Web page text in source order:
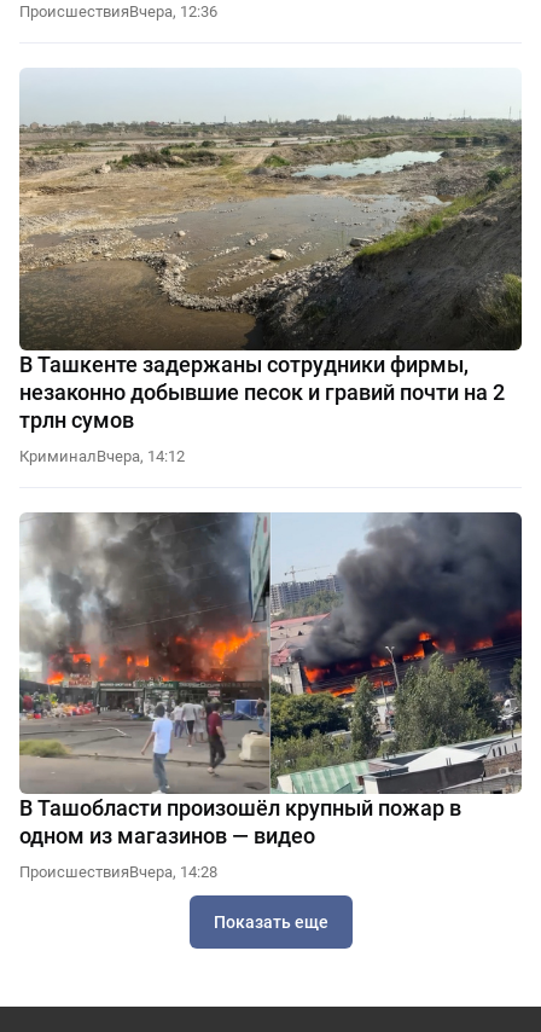
ПроисшествияВчера, 12:36
В Ташкенте задержаны сотрудники фирмы,
незаконно добывшие песок и гравий почти на 2
трлн сумов
КриминалВчера, 14:12
В Ташобласти произошёл крупный пожар в
одном из магазинов — видео
ПроисшествияВчера, 14:28
Показать еще